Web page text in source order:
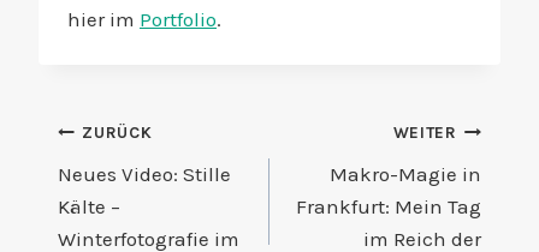
hier im Portfolio.
Beitragsnavigation
ZURÜCK
Neues Video: Stille
Kälte –
Winterfotografie im
WEITER
Makro-Magie in
Frankfurt: Mein Tag
im Reich der